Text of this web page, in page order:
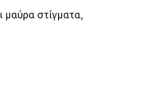
μαύρα στίγματα,